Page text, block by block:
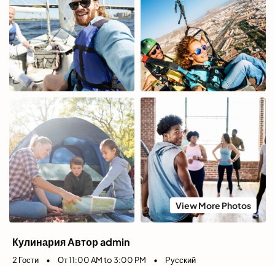
View More Photos
Кулинария Автор admin
2 Гости • От 11:00 AM to 3:00 PM • Русский